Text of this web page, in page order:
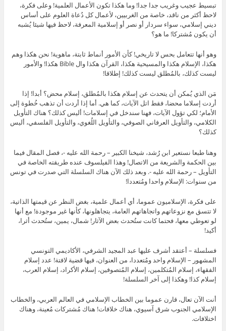
تبسيط عجيب وغريب جدا جدا! وما هكذا تكون الأعمال العلمية! وعلى فكرة،
لاحظ أكثر من ناقد، خاصة من الغربيين، لأعمال كل دُعاة العلوم على أساس
ديني إسلامي، سواء سردار أو نصر أو إسلامية المعرفة، لاحظ فيها شيئا يُشبه
أن يكون مُشتركا! ما هو؟
وهو أنها تتعامل بحس لا تاريخي! كأن الأمور أنماط ثابتة، ماهوية! نحن هكذا وهم
هكذا، الإسلام هكذا والمسيحية هكذا، القرآن هكذا وال Bible هكذا! والأمور
ليست كذلك، بالمُطلق ليست كذلك! إطلاقا!
مَن الذي يُمكن أن يتحدث عن إسلام هكذا بالمُطلق، إسلام محض؟ أبدا! إذا
أردت إسلاما محضا، فقط اتل الآيات، كما هي. أما إذا أردت أن تذهب خُطوة إلى
الأمام؛ لكي تؤول الآيات، فهنا سندخل في إسلامات! أليس كذلك؟ هناك التأويل
الكلامي، والتأويل العرفاني الصوفي، والتأويل اللُغوي، والتأويل الفلسفي، أليس
كذلك؟
وهنا طبعا نستعير ابن رُشد، شيخنا الكبير – رحمة الله عليه -، فصل المقال فيما
بين الحكمة والشريعة من الاتصال! وهذا الفيلسوف عنده طريقته الخاصة في
التأويل – رحمة الله عليه -. وبعد ذلك الآن هناك السلسلة التي صدرت في تونس
من سنوات: الإسلام واحدا ومُتعددا!
على فكرة، الإسلاميون عموما، أي أعمال علمية، بغض النظر عن قيمتها الذاتية،
لا تتسق مع نزوعاتهم واتجاهاتهم العامة، يتجاهلونها، كأنها غير موجودة! مع أنها
لو تعوطي معها، فحتما كانت ستُحدث بعض الآثار! شمال، يمين، ستُحدث أثرا،
أكيد!
فسلسلة – أعتقد أشرف عليها عبد المجيد الشرفي، الأكاديمي التونسي
المشهور – الإسلام واحد ومُتعددا، من العنوان، فيها قضية لافتة! عدد إسلام
الفقهاء، إسلام المُتكلمين، إسلام المُتصوفين، إسلام الأكراد، إسلام العرب،
إسلام كذا! وهكذا إلى آخر السلسلة!
أنت الآن تعال، قارن عموما بين الخطاب الإسلامي في العالم العربي، والخطاب
الإسلامي الجنوب شرق آسيوي، هناك خلافات! هناك مُشتركات مُعينة، وهناك
اختلافات.